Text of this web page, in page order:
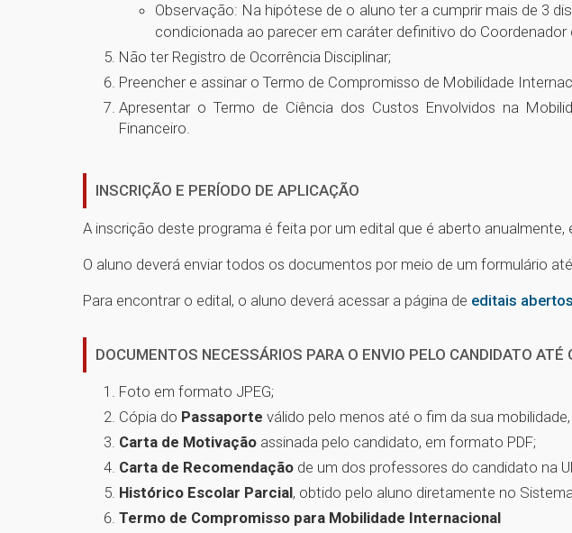
Observação: Na hipótese de o aluno ter a cumprir mais de 3
condicionada ao parecer em caráter definitivo do
Não ter Registro de Ocorrência Disciplinar;
Preencher e assinar o Termo de Compromisso de Mobilidade
Apresentar o Termo de Ciência dos Custos Envolvidos na
Financeiro.
INSCRIÇÃO E PERÍODO DE APLICAÇÃO
A inscrição deste programa é feita por um edital que é aberto
O aluno deverá enviar todos os documentos por meio de um formulário
Para encontrar o edital, o aluno deverá acessar a página de editais
DOCUMENTOS NECESSÁRIOS PARA O ENVIO PELO CANDIDATO ATÉ
Foto em formato JPEG;
Cópia do Passaporte válido pelo menos até o fim da sua
Carta de Motivação assinada pelo candidato, em formato PDF;
Carta de Recomendação de um dos professores do candidato na
Histórico Escolar Parcial, obtido pelo aluno diretamente no
Termo de Compromisso para Mobilidade Internacional